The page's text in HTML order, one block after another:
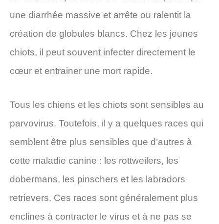
une diarrhée massive et arrête ou ralentit la
création de globules blancs. Chez les jeunes
chiots, il peut souvent infecter directement le
cœur et entrainer une mort rapide.
Tous les chiens et les chiots sont sensibles au
parvovirus. Toutefois, il y a quelques races qui
semblent être plus sensibles que d’autres à
cette maladie canine : les rottweilers, les
dobermans, les pinschers et les labradors
retrievers. Ces races sont généralement plus
enclines à contracter le virus et à ne pas se